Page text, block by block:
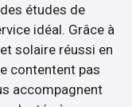
études de
idéal. Grâce à
solaire réussi en
contentent pas
accompagnent